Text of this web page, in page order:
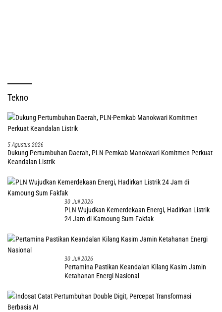
Tekno
5 Agustus 2026
Dukung Pertumbuhan Daerah, PLN-Pemkab Manokwari Komitmen Perkuat
Keandalan Listrik
30 Juli 2026
PLN Wujudkan Kemerdekaan Energi, Hadirkan Listrik
24 Jam di Kamoung Sum Fakfak
30 Juli 2026
Pertamina Pastikan Keandalan Kilang Kasim Jamin
Ketahanan Energi Nasional